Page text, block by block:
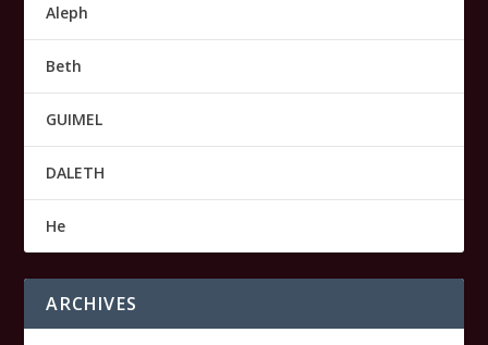
Aleph
Beth
GUIMEL
DALETH
He
ARCHIVES